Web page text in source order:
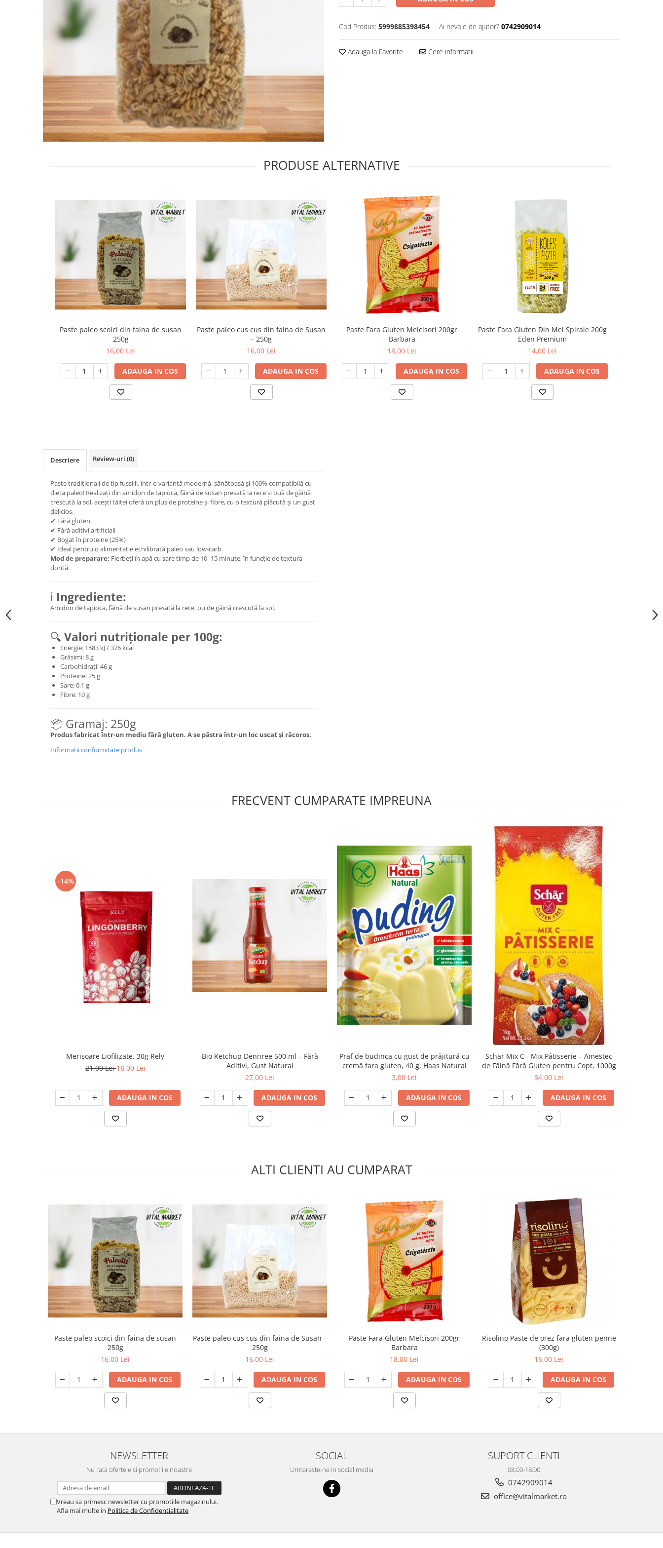
Cod Produs: 5999885398454 Ai nevoie de ajutor? 0742909014
Adauga la Favorite Cere informatii
PRODUSE ALTERNATIVE
Paste paleo scoici din faina de susan
250g
16,00 Lei
ADAUGA IN COS
Paste paleo cus cus din faina de Susan
– 250g
16,00 Lei
ADAUGA IN COS
Paste Fara Gluten Melcisori 200gr
Barbara
18,00 Lei
ADAUGA IN COS
Paste Fara Gluten Din Mei Spirale 200g
Eden Premium
14,00 Lei
ADAUGA IN COS
Descriere Review-uri (0)
Paste tradiționali de tip fussilli, într-o variantă modernă, sănătoasă și 100% compatibilă cu
dieta paleo! Realizați din amidon de tapioca, făină de susan presată la rece și ouă de găină
crescută la sol, acești tăiței oferă un plus de proteine și fibre, cu o textură plăcută și un gust
delicios.
✔ Fără gluten
✔ Fără aditivi artificiali
✔ Bogat în proteine (25%)
✔ Ideal pentru o alimentație echilibrată paleo sau low-carb
Mod de preparare: Fierbeți în apă cu sare timp de 10–15 minute, în funcție de textura
dorită.
ℹ️ Ingrediente:
Amidon de tapioca, făină de susan presată la rece, ou de găină crescută la sol.
🔍 Valori nutriționale per 100g:
Energie: 1583 kJ / 376 kcal
Grăsimi: 8 g
Carbohidrați: 46 g
Proteine: 25 g
Sare: 0,1 g
Fibre: 10 g
📦 Gramaj: 250g
Produs fabricat într-un mediu fără gluten. A se păstra într-un loc uscat și răcoros.
Informatii conformitate produs
FRECVENT CUMPARATE IMPREUNA
-14%
Merișoare Liofilizate, 30g Rely
21,00 Lei18,00 Lei
ADAUGA IN COS
Bio Ketchup Dennree 500 ml – Fără
Aditivi, Gust Natural
27,00 Lei
ADAUGA IN COS
Praf de budinca cu gust de prăjitură cu
cremă fara gluten, 40 g, Haas Natural
3,00 Lei
ADAUGA IN COS
Schär Mix C - Mix Pâtisserie – Amestec
de Făină Fără Gluten pentru Copt, 1000g
34,00 Lei
ADAUGA IN COS
ALTI CLIENTI AU CUMPARAT
Paste paleo scoici din faina de susan
250g
16,00 Lei
ADAUGA IN COS
Paste paleo cus cus din faina de Susan –
250g
16,00 Lei
ADAUGA IN COS
Paste Fara Gluten Melcisori 200gr
Barbara
18,00 Lei
ADAUGA IN COS
Risolino Paste de orez fara gluten penne
(300g)
16,00 Lei
ADAUGA IN COS
NEWSLETTER
Nu rata ofertele si promotiile noastre
Vreau sa primesc newsletter cu promotiile magazinului.
Afla mai multe in Politica de Confidentialitate
SOCIAL
Urmareste-ne in social media
SUPORT CLIENTI
08:00-18:00
0742909014
office@vitalmarket.ro